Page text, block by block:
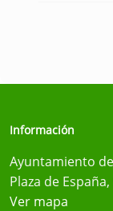
Información
Ayuntamiento
Plaza de
Ver mapa